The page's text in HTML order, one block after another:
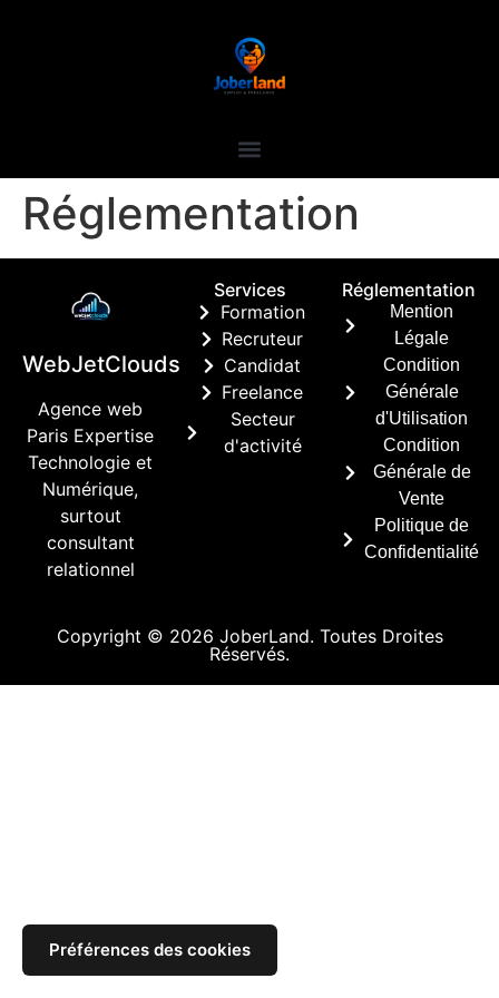
Préférences des cookies
Réglementation
WebJetClouds
Agence web
Paris Expertise
Technologie et
Numérique,
surtout
consultant
relationnel
Services
Formation
Recruteur
Candidat
Freelance
Secteur
d'activité
Réglementation
Mention
Légale
Condition
Générale
d'Utilisation
Condition
Générale de
Vente
Politique de
Confidentialité
Copyright © 2026 JoberLand. Toutes Droites
Réservés.